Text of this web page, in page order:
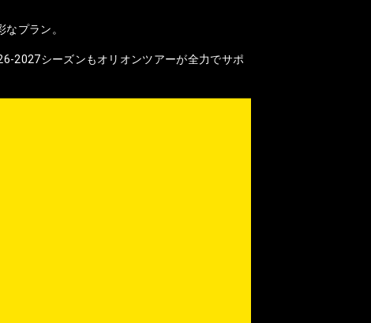
プラン。
2027シーズンもオリオンツアーが全力でサポ